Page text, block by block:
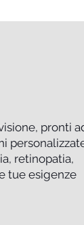
pronti
retinopatia,
tue esigenze